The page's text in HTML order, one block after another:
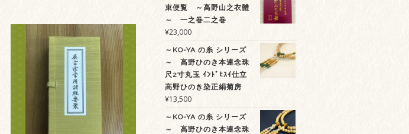
束便覧 ～高野山之衣體
～ 一之巻二之巻
¥23,000
～KO-YA の糸 シリーズ
～ 高野ひのき本連念珠
尺2寸丸玉 ｲﾝﾄﾞﾋｽｲ仕立
高野ひのき染正絹菊房
¥13,500
～KO-YA の糸 シリーズ
～ 高野ひのき本連念珠